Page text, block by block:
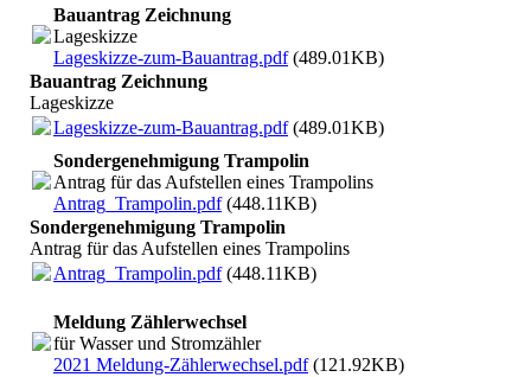
Bauantrag Zeichnung
Lageskizze
Lageskizze-zum-Bauantrag.pdf(489.01KB)
Bauantrag Zeichnung
Lageskizze
Lageskizze-zum-Bauantrag.pdf(489.01KB)
Sondergenehmigung Trampolin
Antrag für das Aufstellen eines Trampolins
Antrag_Trampolin.pdf(448.11KB)
Sondergenehmigung Trampolin
Antrag für das Aufstellen eines Trampolins
Antrag_Trampolin.pdf(448.11KB)
Meldung Zählerwechsel
für Wasser und Stromzähler
2021 Meldung-Zählerwechsel.pdf(121.92KB)